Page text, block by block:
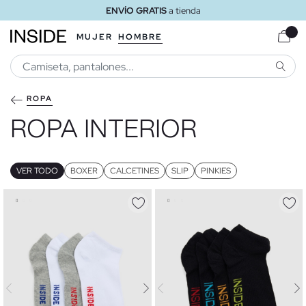
ENVÍO GRATISa tienda
MUJER HOMBRE
ROPA
ROPA INTERIOR
VER TODO BOXER CALCETINES SLIP PINKIES